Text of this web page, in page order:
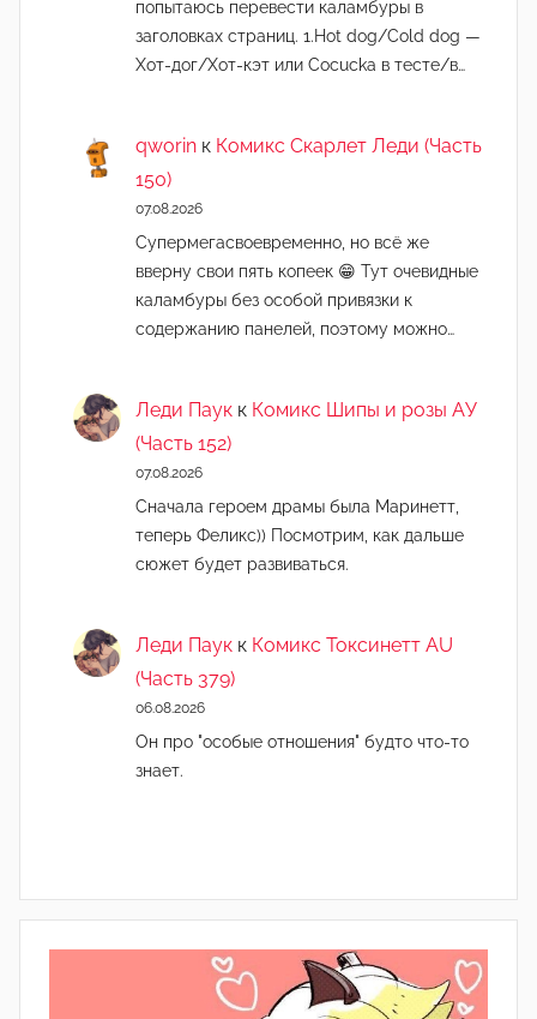
попытаюсь перевести каламбуры в
заголовках страниц. 1.Hot dog/Cold dog —
Хот-дог/Хот-кэт или Cocucka в тесте/в…
qworin к Комикс Скарлет Леди (Часть
150)
07.08.2026
Супермегасвоевременно, но всё же
вверну свои пять копеек 😁 Тут очевидные
каламбуры без особой привязки к
содержанию панелей, поэтому можно…
Леди Паук к Комикс Шипы и розы АУ
(Часть 152)
07.08.2026
Сначала героем драмы была Маринетт,
теперь Феликс)) Посмотрим, как дальше
сюжет будет развиваться.
Леди Паук к Комикс Токсинетт AU
(Часть 379)
06.08.2026
Он про "особые отношения" будто что-то
знает.